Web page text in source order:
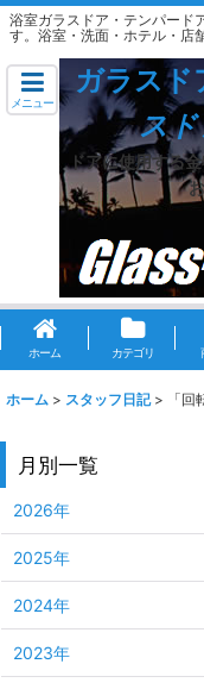
浴室ガラスドア・テンパード
す。浴室・洗面・ホテル・店
メニュー
ガラスド
ス
ドアに使用する
ホーム カテゴリ
ホーム > スタッフ日記 > 「
月別一覧
2026年
2025年
2024年
2023年